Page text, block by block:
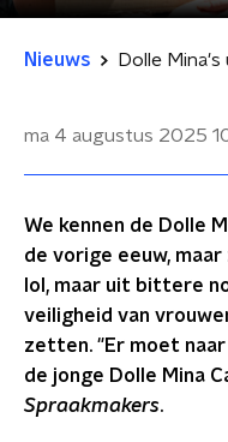
Nieuws
ma 4 augustus 2025
We kennen de Dolle
de vorige eeuw,
lol, maar uit bittere
veiligheid van
zetten. "Er moet
de jonge Dolle Mina
Spraakmakers.